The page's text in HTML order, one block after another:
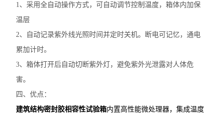
1、采用全自动操作方式，可自动调节控制温度，箱体内加保
温层
2、自动记录紫外线光照时间并定时关机。断电可记忆，通电
累加计时。
3、箱体打开后自动切断紫外灯，避免紫外光泄露对人体危
害。
四、优点：
建筑结构密封胶相容性试验箱内置高性能微处理器，集成温度